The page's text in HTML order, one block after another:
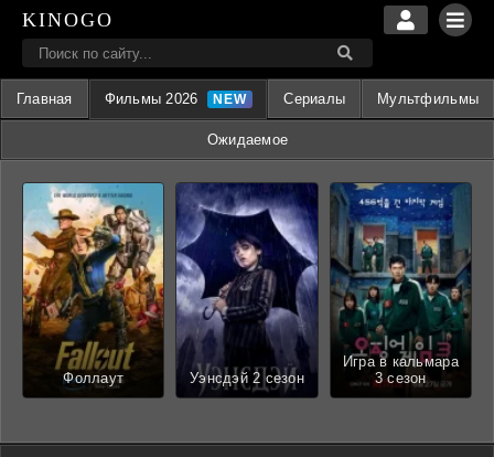
KINOGO
Главная Фильмы 2026 Сериалы Мультфильмы
Ожидаемое
Фоллаут Уэнсдэй 2 сезон
Игра в кальмара
3 сезон